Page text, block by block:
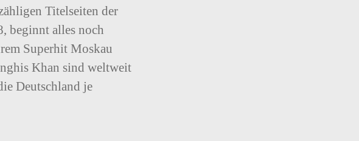
Titelseiten der
beginnt alles noch
Superhit Moskau
Khan sind weltweit
Deutschland je